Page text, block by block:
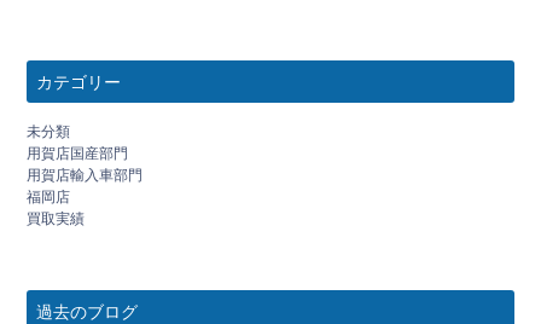
カテゴリー
未分類
用賀店国産部門
用賀店輸入車部門
福岡店
買取実績
過去のブログ